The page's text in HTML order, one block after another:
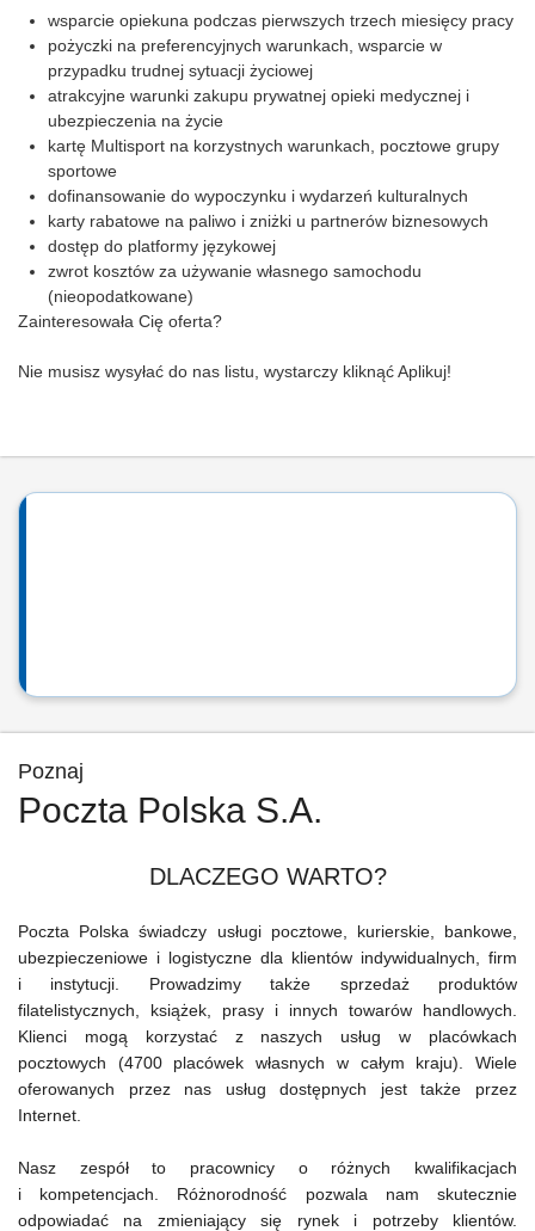
wsparcie opiekuna podczas pierwszych trzech miesięcy pracy
pożyczki na preferencyjnych warunkach, wsparcie w
przypadku trudnej sytuacji życiowej
atrakcyjne warunki zakupu prywatnej opieki medycznej i
ubezpieczenia na życie
kartę Multisport na korzystnych warunkach, pocztowe grupy
sportowe
dofinansowanie do wypoczynku i wydarzeń kulturalnych
karty rabatowe na paliwo i zniżki u partnerów biznesowych
dostęp do platformy językowej
zwrot kosztów za używanie własnego samochodu
(nieopodatkowane)
Zainteresowała Cię oferta?
Nie musisz wysyłać do nas listu, wystarczy kliknąć Aplikuj!
Poznaj
Poczta Polska S.A.
DLACZEGO WARTO?
Poczta Polska świadczy usługi pocztowe, kurierskie, bankowe,
ubezpieczeniowe i logistyczne dla klientów indywidualnych, firm
i instytucji. Prowadzimy także sprzedaż produktów
filatelistycznych, książek, prasy i innych towarów handlowych.
Klienci mogą korzystać z naszych usług w placówkach
pocztowych (4700 placówek własnych w całym kraju). Wiele
oferowanych przez nas usług dostępnych jest także przez
Internet.
Nasz zespół to pracownicy o różnych kwalifikacjach
i kompetencjach. Różnorodność pozwala nam skutecznie
odpowiadać na zmieniający się rynek i potrzeby klientów.